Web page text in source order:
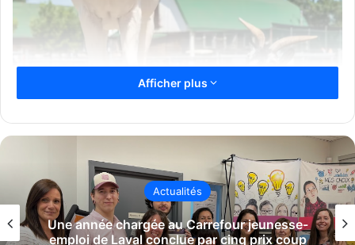
Afficher plus
Actualités
année chargée au Carrefour jeunesse-
de Laval conclue par cinq prix coup